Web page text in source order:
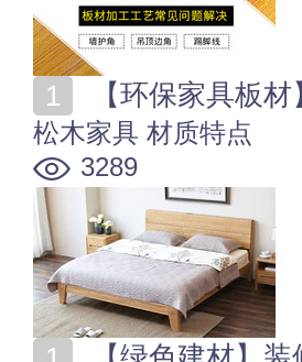
【环保家具板
松木家具 材质特点
3289